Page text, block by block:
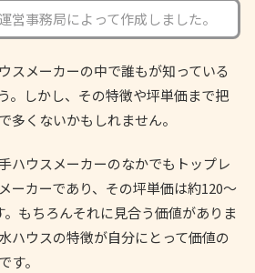
営事務局によって作成しました。
スメーカーの中で誰もが知っている
。しかし、その特徴や坪単価まで把
多くないかもしれません。
ハウスメーカーのなかでもトップレ
ーカーであり、その坪単価は約120〜
もちろんそれに見合う価値がありま
ハウスの特徴が自分にとって価値の
す。